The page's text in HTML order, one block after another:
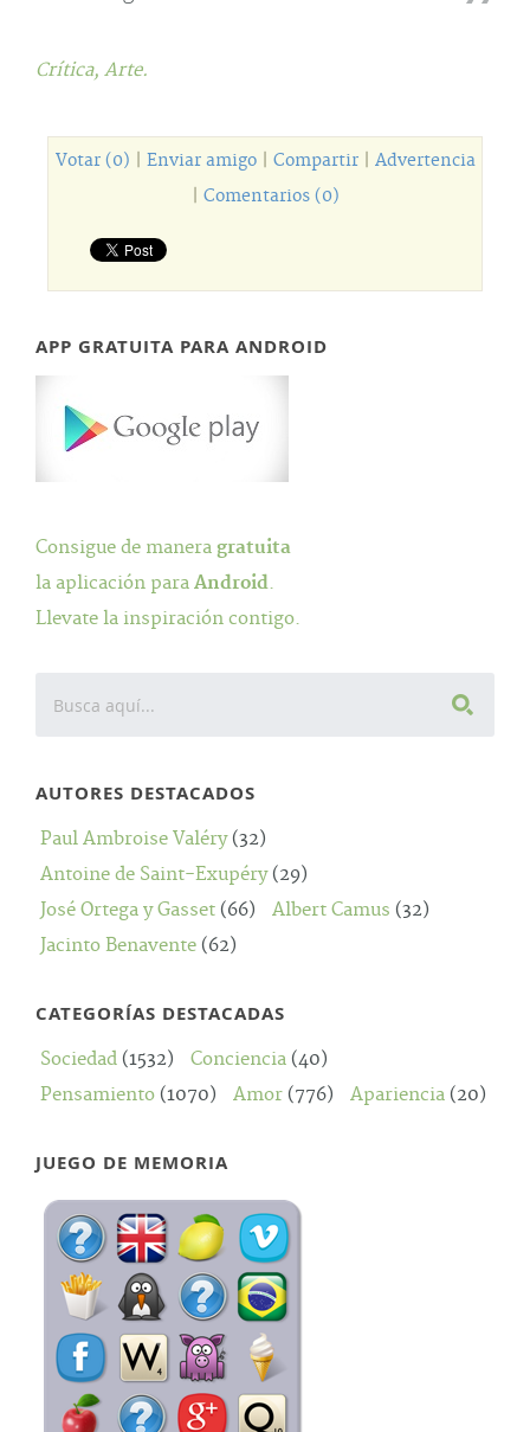
Crítica, Arte.
Votar (0) Enviar amigo| Compartir| Advertencia
Comentarios (0)
APP GRATUITA PARA ANDROID
Consigue de manera gratuita
la aplicación para Android.
Llevate la inspiración contigo.
AUTORES DESTACADOS
Paul Ambroise Valéry(32)
Antoine de Saint-Exupéry(29)
José Ortega y Gasset (66) Albert Camus (32)
Jacinto Benavente (62)
CATEGORÍAS DESTACADAS
Sociedad (1532) Conciencia (40)
Pensamiento (1070) Amor (776) Apariencia (20)
JUEGO DE MEMORIA